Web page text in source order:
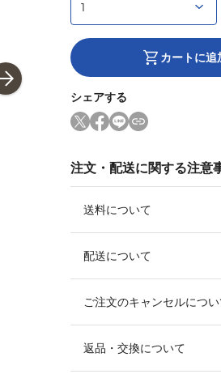
カートに追
シェアする
注文・配送に関する注意
送料について
配送について
ご注文のキャンセルにつ
返品・交換について